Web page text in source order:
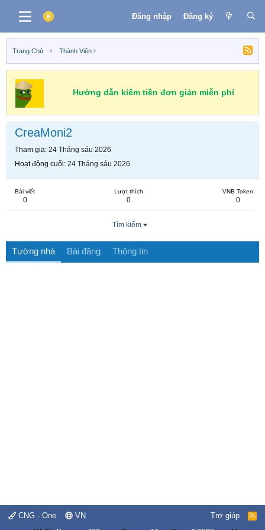
Đăng nhập Đăng ký
Trang Chủ Thành Viên
Hướng dẫn kiếm tiền đơn giản miễn phí
CreaMoni2
Tham gia 24 Tháng sáu 2026
Hoạt động cuối 24 Tháng sáu 2026
Bài viết
0
Lượt thích
0
VNB Token
0
Tìm kiếm
Tường nhà Bài đăng Thông tin
CNG - One VN Trợ giúp
R